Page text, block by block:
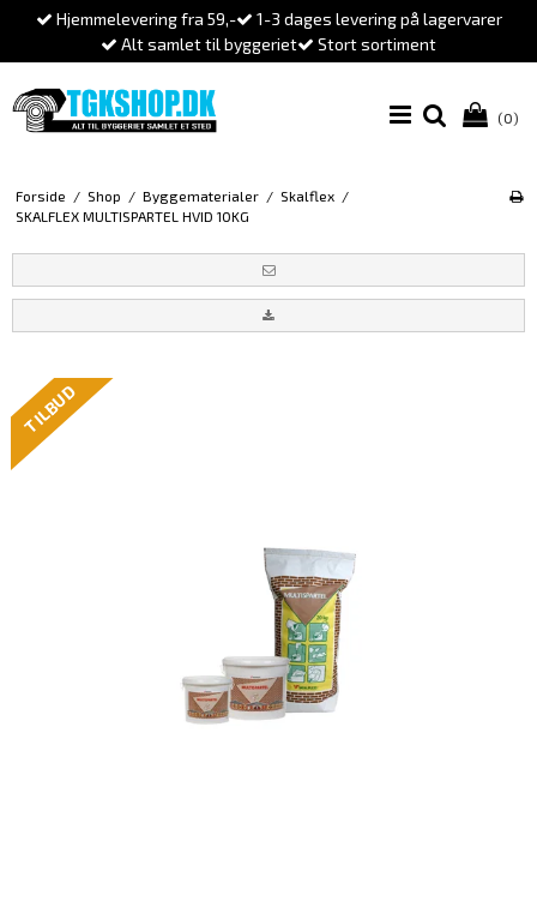
Hjemmelevering fra 59,-
1-3 dages levering på lagervarer
Alt samlet til byggeriet
Stort sortiment
(0)
Forside / Shop / Byggematerialer / Skalflex /
SKALFLEX MULTISPARTEL HVID 10KG
TILBUD